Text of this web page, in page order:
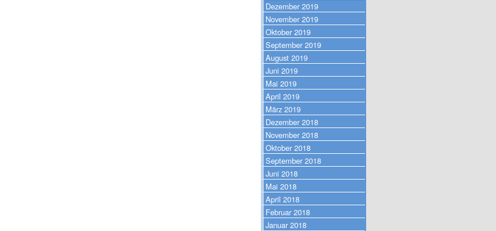
Dezember 2019
November 2019
Oktober 2019
September 2019
August 2019
Juni 2019
Mai 2019
April 2019
März 2019
Dezember 2018
November 2018
Oktober 2018
September 2018
Juni 2018
Mai 2018
April 2018
Februar 2018
Januar 2018